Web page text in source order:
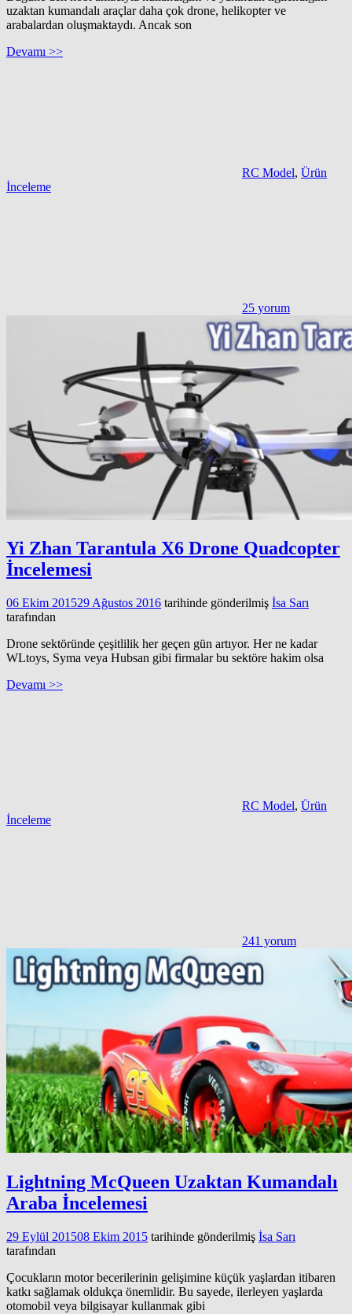
uzaktan kumandalı araçlar daha çok drone, helikopter ve
arabalardan oluşmaktaydı. Ancak son
Devamı >>
RC Model, Ürün
İnceleme
25 yorum
Yi Zhan Tarantula X6 Drone Quadcopter
İncelemesi
06 Ekim 201529 Ağustos 2016 tarihinde gönderilmiş İsa Sarı
tarafından
Drone sektöründe çeşitlilik her geçen gün artıyor. Her ne kadar
WLtoys, Syma veya Hubsan gibi firmalar bu sektöre hakim olsa
Devamı >>
RC Model, Ürün
İnceleme
241 yorum
Lightning McQueen Uzaktan Kumandalı
Araba İncelemesi
29 Eylül 201508 Ekim 2015 tarihinde gönderilmiş İsa Sarı
tarafından
Çocukların motor becerilerinin gelişimine küçük yaşlardan itibaren
katkı sağlamak oldukça önemlidir. Bu sayede, ilerleyen yaşlarda
otomobil veya bilgisayar kullanmak gibi